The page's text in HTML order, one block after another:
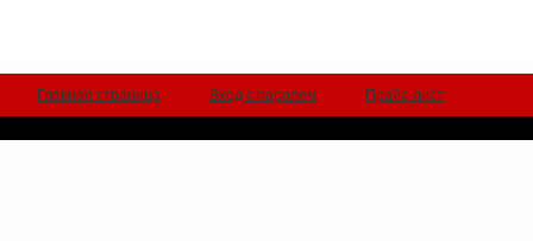
Главная страница Вход с паролем Прайс-лист